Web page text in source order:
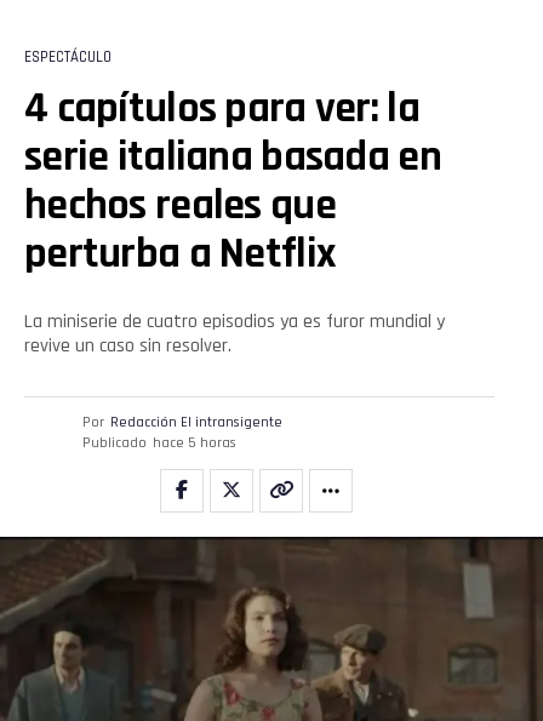
ESPECTÁCULO
4 capítulos para ver: la
serie italiana basada en
hechos reales que
perturba a Netflix
La miniserie de cuatro episodios ya es furor mundial y
revive un caso sin resolver.
Por Redacción El intransigente
Publicado hace 5 horas